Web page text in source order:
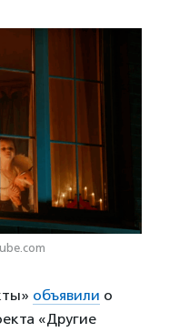
объявили о
«Другие